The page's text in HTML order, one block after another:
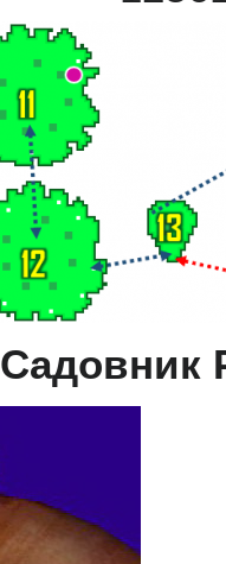
Садовник